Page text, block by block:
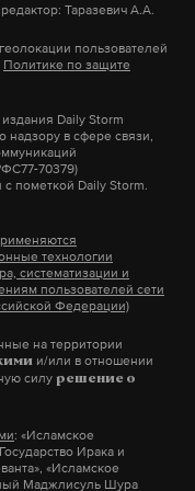
программы по
в ДНР и ЛНР
свободную
с Крымом.
что ЛДПР
в Чечне. Его
республики
фигура
и публицист».
канал
Касаткиной,
лесбиянка
сообщил, что
Собчак на
по вопросам
В
вопросами
в КНДР и бывших
участие в
Белоруссии и
отвечая за
С октября
— первый
вMAX. Он
Таразевич А.А.
пользователей
Политике по защите
Daily Storm
надзору в сфере связи,
70379)
пометкой Daily Storm.
технологии
систематизации и
пользователей сети
Федерации)
на территории
и/или в отношении
силу решение о
: «Исламское
Ирака и
«Исламское
Маджлисуль Шура